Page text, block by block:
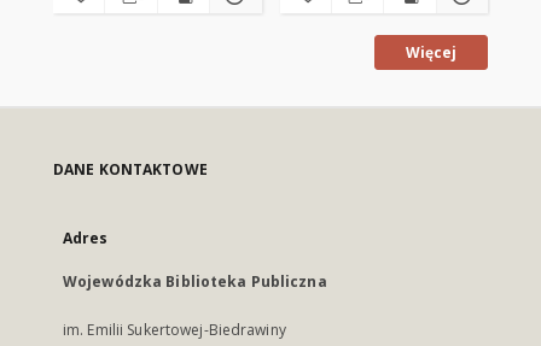
Więcej
DANE KONTAKTOWE
Adres
Wojewódzka Biblioteka Publiczna
im. Emilii Sukertowej-Biedrawiny